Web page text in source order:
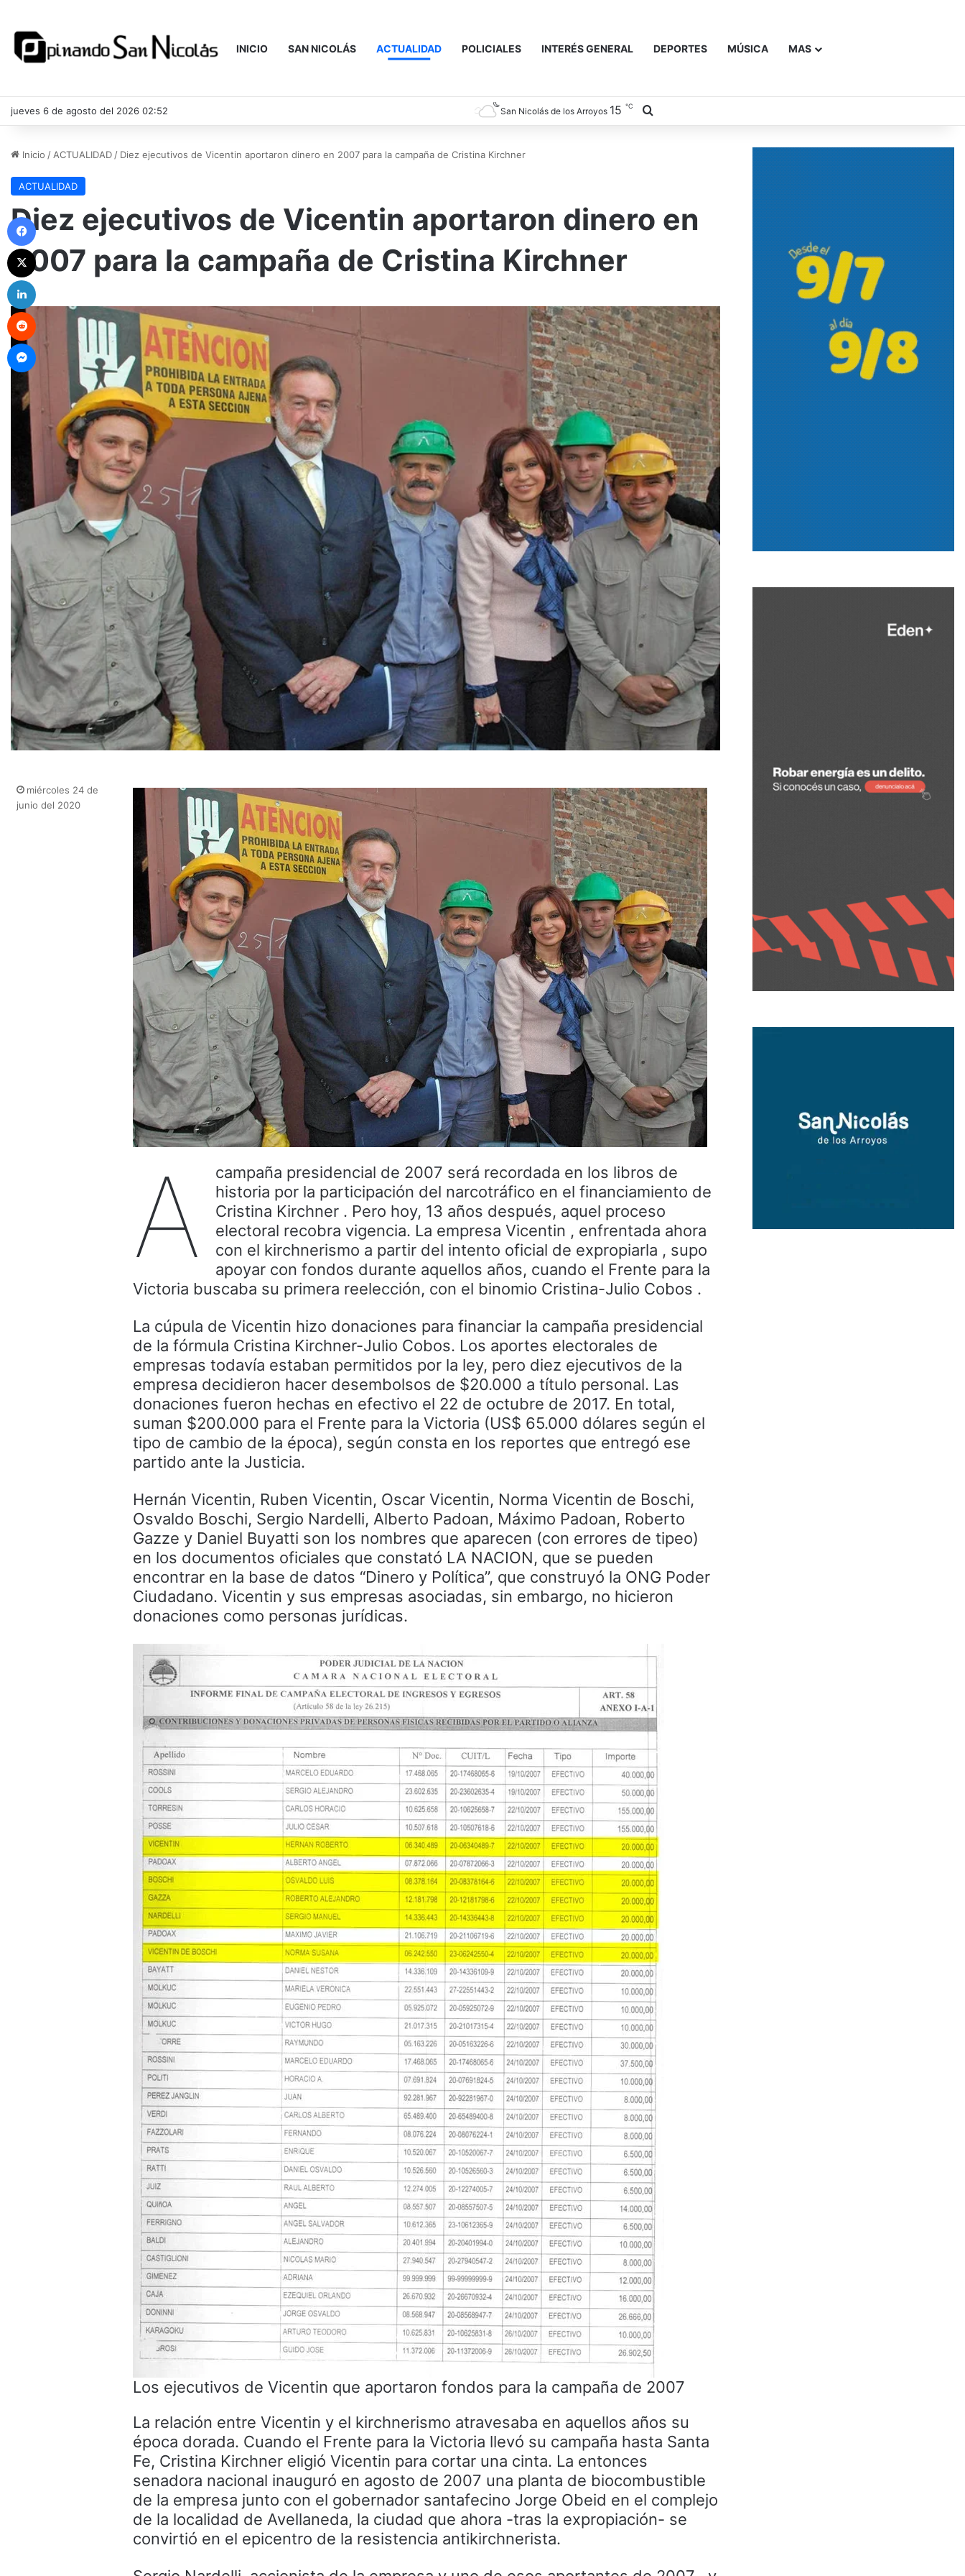
INICIO SAN NICOLÁS ACTUALIDAD POLICIALES INTERÉS GENERAL DEPORTES MÚSICA MAS
jueves 6 de agosto del 2026 02:52 San Nicolás de los Arroyos 15 ℃ Buscar
Inicio / ACTUALIDAD / Diez ejecutivos de Vicentin aportaron dinero en 2007 para la campaña de Cristina Kirchner
ACTUALIDAD
Diez ejecutivos de Vicentin aportaron dinero en
2007 para la campaña de Cristina Kirchner
a
campaña presidencial de 2007 será recordada en los libros de
historia por la participación del narcotráfico en el financiamiento de
Cristina Kirchner . Pero hoy, 13 años después, aquel proceso
electoral recobra vigencia. La empresa Vicentin , enfrentada ahora
con el kirchnerismo a partir del intento oficial de expropiarla , supo
apoyar con fondos durante aquellos años, cuando el Frente para la
Victoria buscaba su primera reelección, con el binomio Cristina-Julio Cobos .
La cúpula de Vicentin hizo donaciones para financiar la campaña presidencial
de la fórmula Cristina Kirchner-Julio Cobos. Los aportes electorales de
empresas todavía estaban permitidos por la ley, pero diez ejecutivos de la
empresa decidieron hacer desembolsos de $20.000 a título personal. Las
donaciones fueron hechas en efectivo el 22 de octubre de 2017. En total,
suman $200.000 para el Frente para la Victoria (US$ 65.000 dólares según el
tipo de cambio de la época), según consta en los reportes que entregó ese
partido ante la Justicia.
Hernán Vicentin, Ruben Vicentin, Oscar Vicentin, Norma Vicentin de Boschi,
Osvaldo Boschi, Sergio Nardelli, Alberto Padoan, Máximo Padoan, Roberto
Gazze y Daniel Buyatti son los nombres que aparecen (con errores de tipeo)
en los documentos oficiales que constató LA NACION, que se pueden
encontrar en la base de datos “Dinero y Política”, que construyó la ONG Poder
Ciudadano. Vicentin y sus empresas asociadas, sin embargo, no hicieron
donaciones como personas jurídicas.
Los ejecutivos de Vicentin que aportaron fondos para la campaña de 2007
La relación entre Vicentin y el kirchnerismo atravesaba en aquellos años su
época dorada. Cuando el Frente para la Victoria llevó su campaña hasta Santa
Fe, Cristina Kirchner eligió Vicentin para cortar una cinta. La entonces
senadora nacional inauguró en agosto de 2007 una planta de biocombustible
de la empresa junto con el gobernador santafecino Jorge Obeid en el complejo
de la localidad de Avellaneda, la ciudad que ahora -tras la expropiación- se
convirtió en el epicentro de la resistencia antikirchnerista.
miércoles 24 de
junio del 2020
Facebook
X
Reddit
Messenger